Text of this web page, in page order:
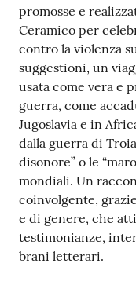
Tutti
gli
argomenti...
Seguici
su
promosse e
Ceramico per
contro la violenza
suggestioni, un
usata come vera e
guerra, come
Jugoslavia e in
dalla guerra di
disonore” o le
mondiali. Un
coinvolgente,
e di genere, che
testimonianze,
brani letterari.